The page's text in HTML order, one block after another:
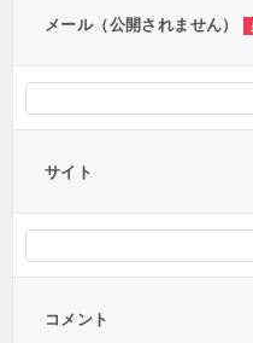
メール（公開されません）
サイト
コメント